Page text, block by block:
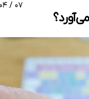
۰۷ / ۰۴ / ۱۴۰۵ - ۱۷:۴۰:۴۱